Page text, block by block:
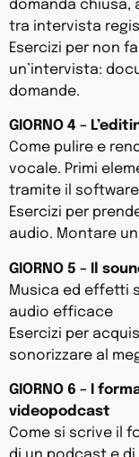
domanda chiusa,
tra intervista
Esercizi per non
un’intervista:
domande.
GIORNO 4 –
Come pulire e
vocale. Primi
tramite il
Esercizi per
audio. Montare
GIORNO 5 – Il
Musica ed effetti
audio efficace
Esercizi per
sonorizzare al
GIORNO 6 – I
videopodcast
Come si scrive il